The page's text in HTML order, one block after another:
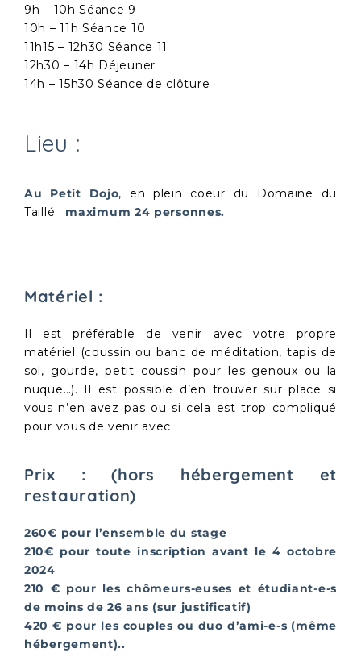
9h – 10h Séance 9
10h – 11h Séance 10
11h15 – 12h30 Séance 11
12h30 – 14h Déjeuner
14h – 15h30 Séance de clôture
Lieu :
Au Petit Dojo, en plein coeur du Domaine du
Taillé ; maximum 24 personnes.
Matériel :
Il est préférable de venir avec votre propre
matériel (coussin ou banc de méditation, tapis de
sol, gourde, petit coussin pour les genoux ou la
nuque…). Il est possible d’en trouver sur place si
vous n’en avez pas ou si cela est trop compliqué
pour vous de venir avec.
Prix : (hors hébergement et
restauration)
260€ pour l’ensemble du stage
210€ pour toute inscription avant le 4 octobre
2024
210 € pour les chômeurs-euses et étudiant-e-s
de moins de 26 ans (sur justificatif)
420€ pour les couples ou duo d’ami-e-s (même
hébergement)..